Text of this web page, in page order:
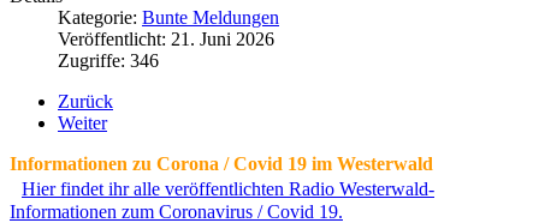
Kategorie: Bunte Meldungen
Veröffentlicht: 21. Juni 2026
Zugriffe: 346
Zurück
Weiter
Informationen zu Corona / Covid 19 im Westerwald
Hier findet ihr alle veröffentlichten Radio Westerwald-
Informationen zum Coronavirus / Covid 19.